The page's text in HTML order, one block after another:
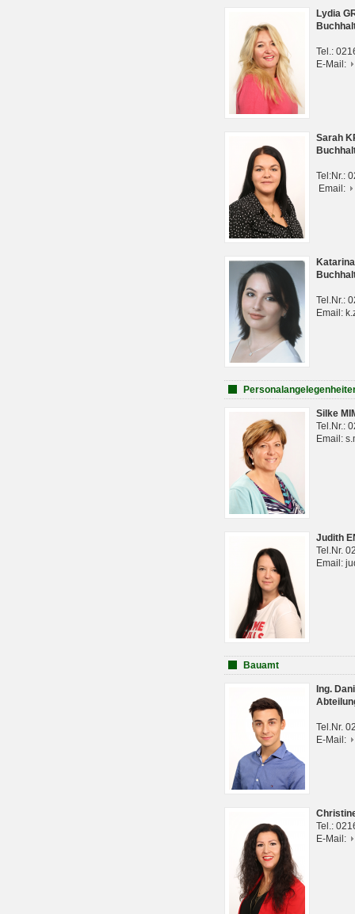
Lydia
Tel.:
E-Mail:
Sarah
Tel:Nr.:
Email:
Tel.Nr.:
Email:
Silke
Tel.Nr.:
Email:
Judith
Tel.Nr.
Email:
Bauamt
Ing.
Tel.Nr.
E-Mail:
Tel.:
E-Mail: